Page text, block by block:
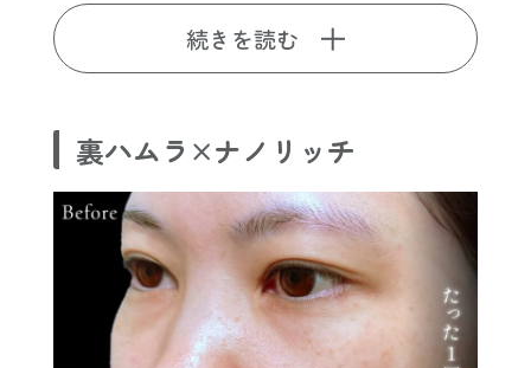
続きを読む
裏ハムラ×ナノリッチ